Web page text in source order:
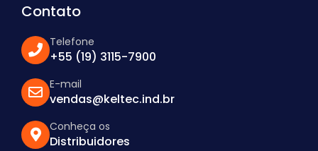
Contato
Telefone
+55 (19) 3115-7900
E-mail
vendas@keltec.ind.br
Conheça os
Distribuidores